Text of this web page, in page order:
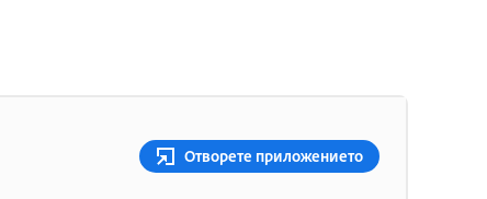
Отворете приложението